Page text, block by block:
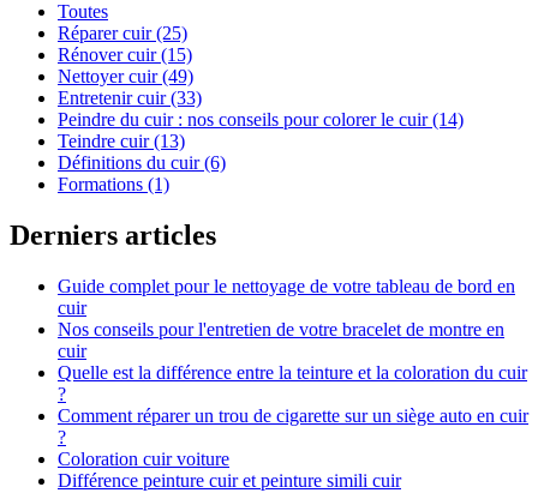
Toutes
Réparer cuir (25)
Rénover cuir (15)
Nettoyer cuir (49)
Entretenir cuir (33)
Peindre du cuir : nos conseils pour colorer le cuir (14)
Teindre cuir (13)
Définitions du cuir (6)
Formations (1)
Derniers articles
Guide complet pour le nettoyage de votre tableau de bord en
cuir
Nos conseils pour l'entretien de votre bracelet de montre en
cuir
Quelle est la différence entre la teinture et la coloration du cuir
?
Comment réparer un trou de cigarette sur un siège auto en cuir
?
Coloration cuir voiture
Différence peinture cuir et peinture simili cuir